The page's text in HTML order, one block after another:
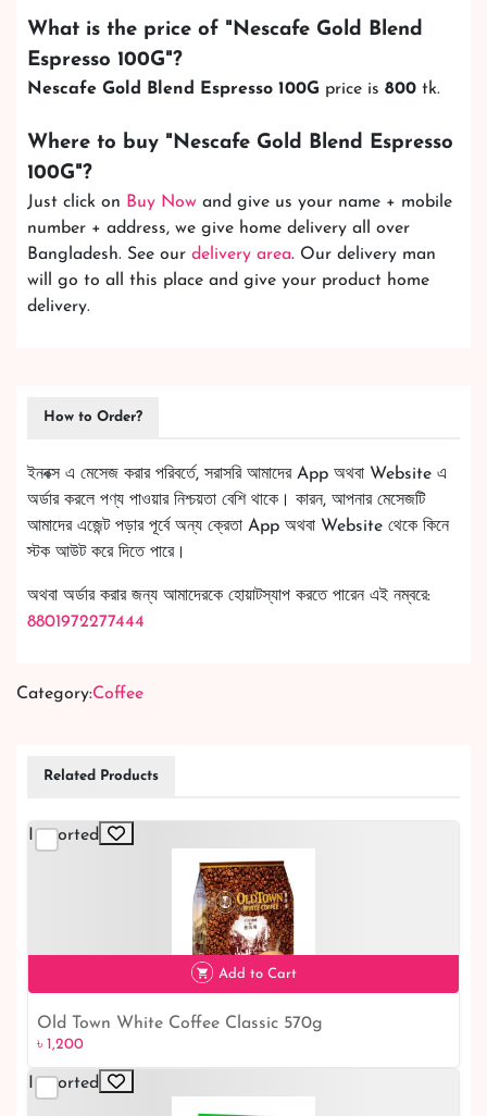
What is the price of " Nescafe Gold Blend
Espresso 100G"?
Nescafe Gold Blend Espresso 100G price is 800 tk.
Where to buy " Nescafe Gold Blend Espresso
100G"?
Just click on Buy Now and give us your name + mobile
number + address, we give home delivery all over
Bangladesh. See our delivery area. Our delivery man
will go to all this place and give your product home
delivery.
How to Order?
ইনবক্স এ মেসেজ করার পরিবর্তে, সরাসরি আমাদের App অথবা Website এ
অর্ডার করলে পণ্য পাওয়ার নিশ্চয়তা বেশি থাকে। কারন, আপনার মেসেজটি
আমাদের এজেন্ট পড়ার পূর্বে অন্য ক্রেতা App অথবা Website থেকে কিনে
স্টক আউট করে দিতে পারে।
অথবা অর্ডার করার জন্য আমাদেরকে হোয়াটস্যাপ করতে পারেন এই নম্বরে:
8801972277444
Category:Coffee
Related Products
Imported
৳ 1,200
Add to Cart
Old Town White Coffee Classic 570g
৳ 1,200
Imported